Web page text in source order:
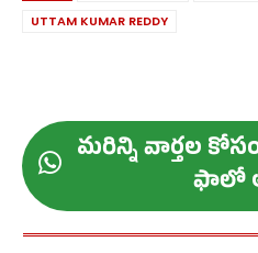
UTTAM KUMAR REDDY
మ‌రిన్ని వార్త‌ల
ఫాలో